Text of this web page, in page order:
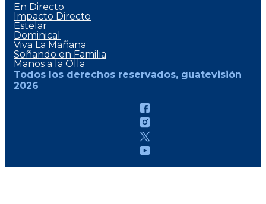
En Directo
Impacto Directo
Estelar
Dominical
Viva La Mañana
Soñando en Familia
Manos a la Olla
Todos los derechos reservados, guatevisión
2026